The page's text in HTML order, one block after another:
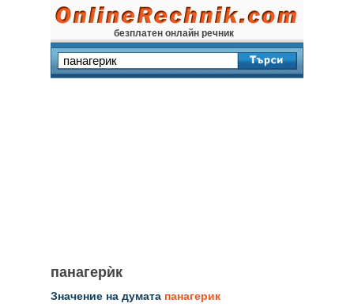
безплатен онлайн речник
панагерѝк
Значение на думата панагерик